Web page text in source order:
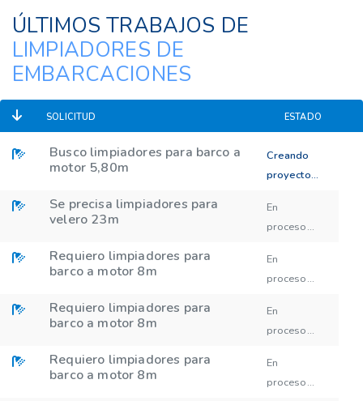
ÚLTIMOS TRABAJOS DE
LIMPIADORES DE
EMBARCACIONES
SOLICITUD ESTADO
Busco limpiadores para barco a
motor 5,80m
Creando
proyecto...
Se precisa limpiadores para
velero 23m
En
proceso...
Requiero limpiadores para
barco a motor 8m
En
proceso...
Requiero limpiadores para
barco a motor 8m
En
proceso...
Requiero limpiadores para
barco a motor 8m
En
proceso...